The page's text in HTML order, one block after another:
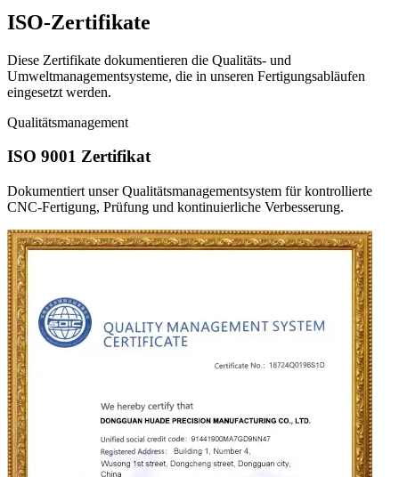
ISO-Zertifikate
Diese Zertifikate dokumentieren die Qualitäts- und
Umweltmanagementsysteme, die in unseren Fertigungsabläufen
eingesetzt werden.
Qualitätsmanagement
ISO 9001 Zertifikat
Dokumentiert unser Qualitätsmanagementsystem für kontrollierte
CNC-Fertigung, Prüfung und kontinuierliche Verbesserung.